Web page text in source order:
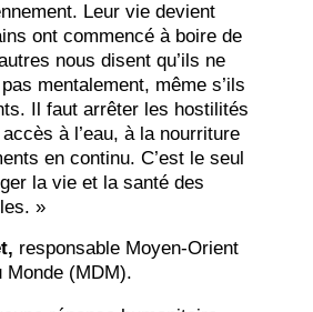
Leur vie devient
ont commencé à boire de
nous disent qu’ils ne
mentalement, même s’ils
Il faut arrêter les hostilités
à l’eau, à la nourriture
en continu. C’est le seul
la vie et la santé des
»
responsable Moyen-Orient
Monde (MDM).